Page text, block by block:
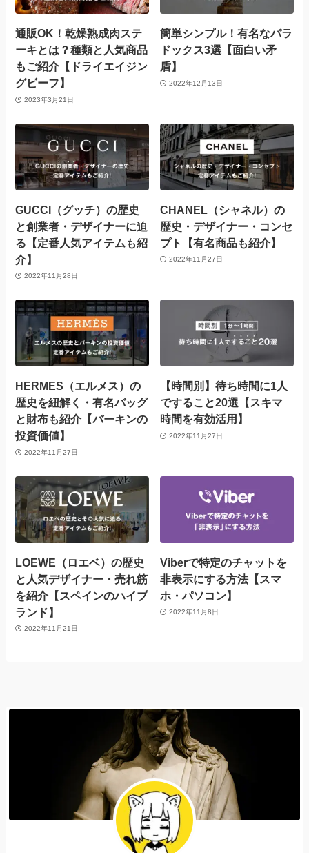
通販OK！乾燥熟成肉ステ
ーキとは？種類と人気商品
もご紹介【ドライエイジン
グビーフ】
2023年3月21日
簡単シンプル！有名なパラ
ドックス3選【面白い矛
盾】
2022年12月13日
GUCCI（グッチ）の歴史
と創業者・デザイナーに迫
る【定番人気アイテムも紹
介】
2022年11月28日
CHANEL（シャネル）の
歴史・デザイナー・コンセ
プト【有名商品も紹介】
2022年11月27日
HERMES（エルメス）の
歴史を紐解く・有名バッグ
と財布も紹介【バーキンの
投資価値】
2022年11月27日
【時間別】待ち時間に1人
ですること20選【スキマ
時間を有効活用】
2022年11月27日
LOEWE（ロエベ）の歴史
と人気デザイナー・売れ筋
を紹介【スペインのハイブ
ランド】
2022年11月21日
Viberで特定のチャットを
非表示にする方法【スマ
ホ・パソコン】
2022年11月8日